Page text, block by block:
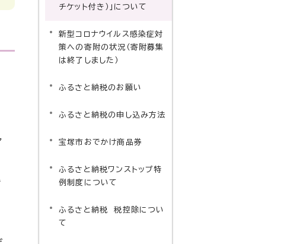
チケット付き）」について
新型コロナウイルス感染症対
策への寄附の状況（寄附募集
は終了しました）
ふるさと納税のお願い
ふるさと納税の申し込み方法
宝塚市おでかけ商品券
ふるさと納税ワンストップ特
例制度について
ふるさと納税 税控除につい
て